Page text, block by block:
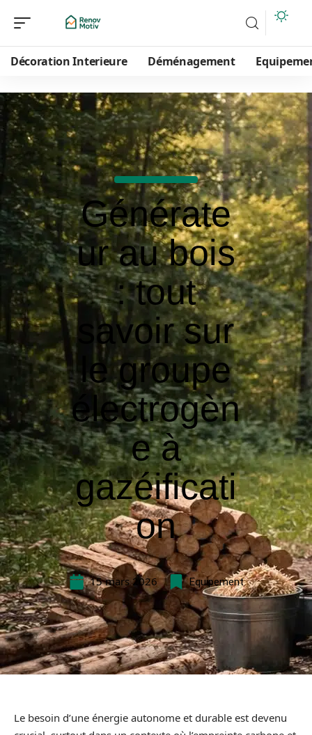
Décoration Interieure Déménagement
Générate
ur au bois
: tout
savoir sur
le groupe
électrogèn
e à
gazéificati
on
15 mars 2026 Equipement
Le besoin d’une énergie autonome et durable est devenu